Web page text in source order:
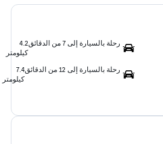
رحلة بالسيارة إلى 7 من الدقائق
4.2
كيلومتر
رحلة بالسيارة إلى 12 من الدقائق
7.4
كيلومتر